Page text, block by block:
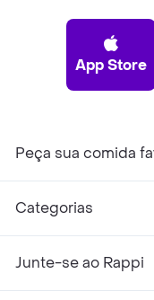
App Store
Peça sua comida
Categorias
Junte-se ao Rappi